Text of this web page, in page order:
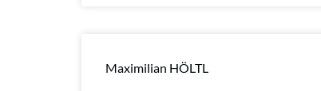
Maximilian HÖLTL